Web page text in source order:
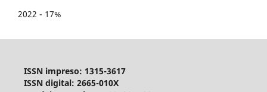
2022 - 17%
ISSN impreso: 1315-3617
ISSN digital: 2665-010X